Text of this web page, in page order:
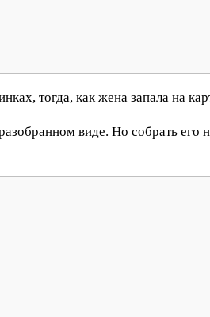
тогда, как жена запала на
виде. Но собрать